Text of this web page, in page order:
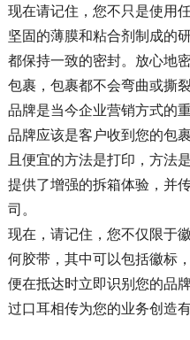
现在请记住，您不只是使用
坚固的薄膜和粘合剂制成的
都保持一致的密封。放心地
包裹，包裹都不会弯曲或撕裂
品牌是当今企业营销方式的
品牌应该是客户收到您的包
且便宜的方法是打印，方法
提供了增强的拆箱体验，并
司。
现在，请记住，您不仅限于
何胶带，其中可以包括徽标
便在抵达时立即识别您的品
过口耳相传为您的业务创造有